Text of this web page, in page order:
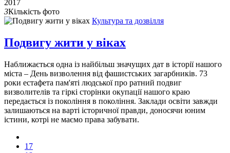
2017
3Кількість фото
Культура та дозвілля
Подвигу жити у віках
Наближається одна із найбільш значущих дат в історії нашого
міста – День визволення від фашистських загарбників. 73
роки естафета пам'яті людської про ратний подвиг
визволителів та гіркі сторінки окупації нашого краю
передається із покоління в покоління. Заклади освіти завжди
залишаються на варті історичної правди, доносячи юним
істини, котрі не маємо права забувати.
17